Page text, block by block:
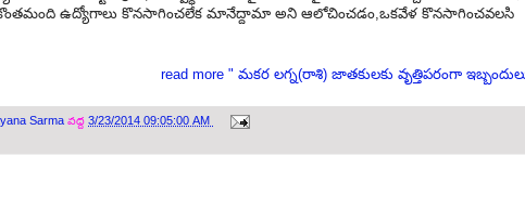
ఉద్యోగాలు కొనసాగించలేక మానేద్దామా అని ఆలోచించడం,ఒకవేళ కొనసాగించవలసి
read more " మకర లగ్న(రాశి) జాతకులకు వృత్తిపరంగా
Sarma వద్ద 3/23/2014 09:05:00 AM